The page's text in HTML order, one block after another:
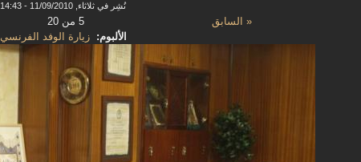
نُشِر في ثلاثاء, 11/09/2010 - 14:43
« السابق 5 من 20
الألبوم:
زيارة الوفد الفرنسي